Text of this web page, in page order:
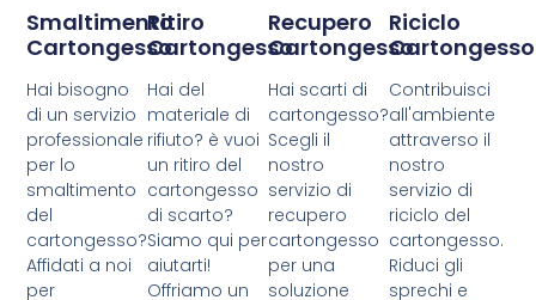
Smaltimento
Cartongesso
Hai bisogno
di un servizio
professionale
per lo
smaltimento
del
cartongesso?
Affidati a noi
per
Ritiro
Cartongesso
Hai del
materiale di
rifiuto? è vuoi
un ritiro del
cartongesso
di scarto?
Siamo qui per
aiutarti!
Offriamo un
Recupero
Cartongesso
Hai scarti di
cartongesso?
Scegli il
nostro
servizio di
recupero
cartongesso
per una
soluzione
Riciclo
Cartongesso
Contribuisci
all'ambiente
attraverso il
nostro
servizio di
riciclo del
cartongesso.
Riduci gli
sprechi e